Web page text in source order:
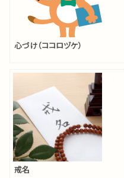
心づけ（ココロヅケ）
戒名